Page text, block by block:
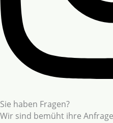
Sie haben Fragen?
Wir sind bemüht ihre